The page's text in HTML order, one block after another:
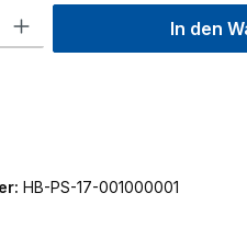
Gib den gewünschten Wert
In den
HB-PS-17-001000001